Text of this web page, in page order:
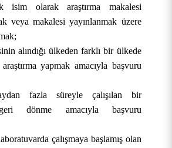
olarak araştırma makalesi
veya makalesi yayınlanmak üzere
alındığı ülkeden farklı bir ülkede
yapmak amacıyla başvuru
fazla süreyle çalışılan bir
dönme amacıyla başvuru
çalışmaya başlamış olan